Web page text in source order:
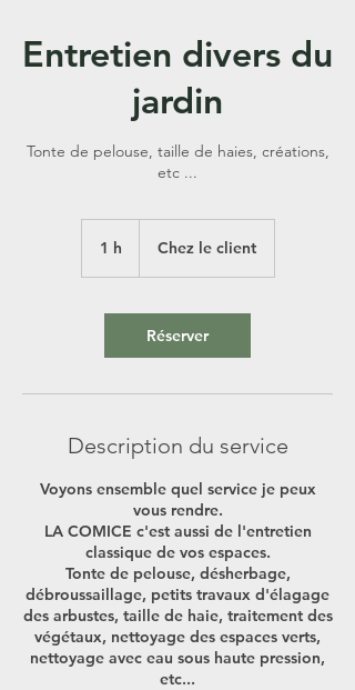
Entretien divers du
jardin
Tonte de pelouse, taille de haies, créations,
etc ...
1 h Chez le client
Réserver
Description du service
Voyons ensemble quel service je peux
vous rendre.
LA COMICE c'est aussi de l'entretien
classique de vos espaces.
Tonte de pelouse, désherbage,
débroussaillage, petits travaux d'élagage
des arbustes, taille de haie, traitement des
végétaux, nettoyage des espaces verts,
nettoyage avec eau sous haute pression,
etc...